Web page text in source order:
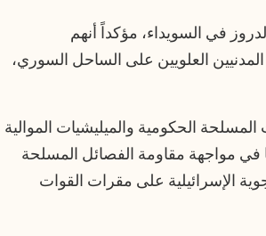
في السويداء، مؤكداً أنهم
العلويين على الساحل السوري،
الحكومية والميليشيات الموالية
في مواجهة مقاومة الفصائل المسلحة
الإسرائيلية على مقرات القوات